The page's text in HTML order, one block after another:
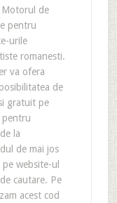
Motorul de
pentru
urile
romanesti.
va ofera
de
gratuit pe
pentru
la
de mai jos
website-ul
cautare. Pe
acest cod